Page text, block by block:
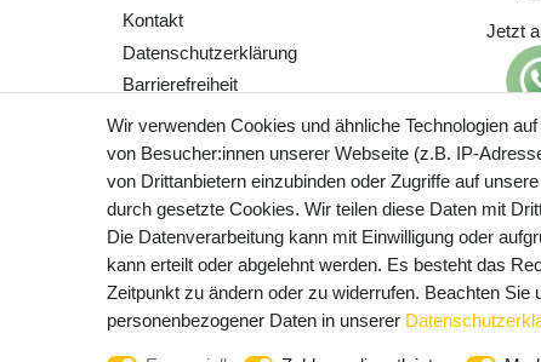
Kontakt
Daten­schutz­erklärung
Barrierefreiheit
AGB
Impressum
Werde Teil unserer
Community
Jetzt
zzgl.
Wir verwenden Cookies und ähnliche Technologien
von Besucher:innen unserer Webseite (z.B. IP-
von Drittanbietern einzubinden oder Zugriffe auf
durch gesetzte Cookies. Wir teilen diese Daten mit
Die Datenverarbeitung kann mit Einwilligung oder
kann erteilt oder abgelehnt werden. Es besteht das
Zeitpunkt zu ändern oder zu widerrufen. Beachten Sie
personenbezogener Daten in unserer